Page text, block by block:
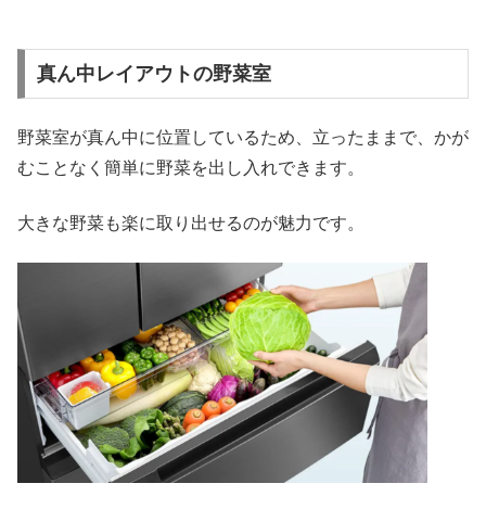
真ん中レイアウトの野菜室
野菜室が真ん中に位置しているため、立ったままで、かが
むことなく簡単に野菜を出し入れできます。
大きな野菜も楽に取り出せるのが魅力です。